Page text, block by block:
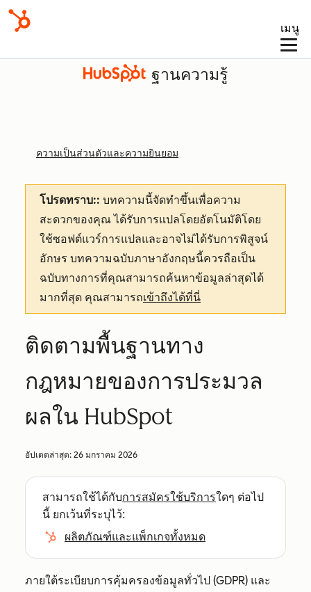
เมนู
ฐานความรู้
ความเป็นส่วนตัวและความยินยอม
โปรดทราบ:: บทความนี้จัดทำขึ้นเพื่อความ
สะดวกของคุณได้รับการแปลโดยอัตโนมัติโดย
ใช้ซอฟต์แวร์การแปลและอาจไม่ได้รับการพิสูจน์
อักษร บทความฉบับภาษาอังกฤษนี้ควรถือเป็น
ฉบับทางการที่คุณสามารถค้นหาข้อมูลล่าสุดได้
มากที่สุด คุณสามารถเข้าถึงได้ที่นี่
ติดตามพื้นฐานทาง
กฎหมายของการประมวล
ผลใน HubSpot
อัปเดตล่าสุด: 26 มกราคม 2026
สามารถใช้ได้กับการสมัครใช้บริการใดๆ ต่อไป
นี้ ยกเว้นที่ระบุไว้:
ผลิตภัณฑ์และแพ็กเกจทั้งหมด
ภายใต้ระเบียบการคุ้มครองข้อมูลทั่วไป (GDPR) และ